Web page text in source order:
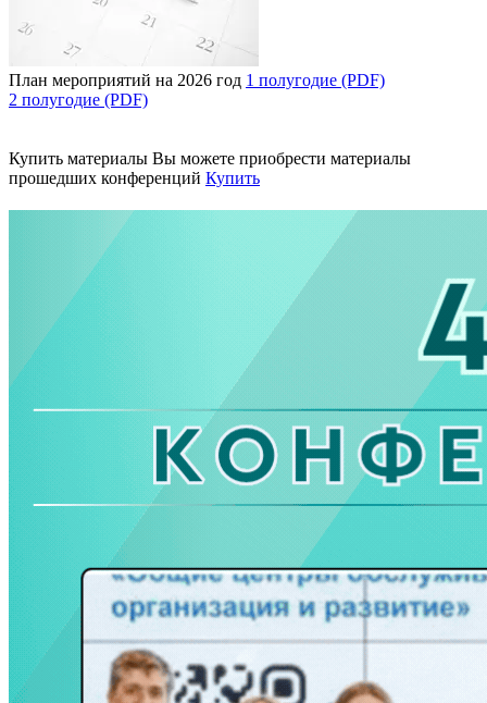
План мероприятий на 2026 год 1 полугодие (PDF)
2 полугодие (PDF)
Купить материалы Вы можете приобрести материалы
прошедших конференций Купить